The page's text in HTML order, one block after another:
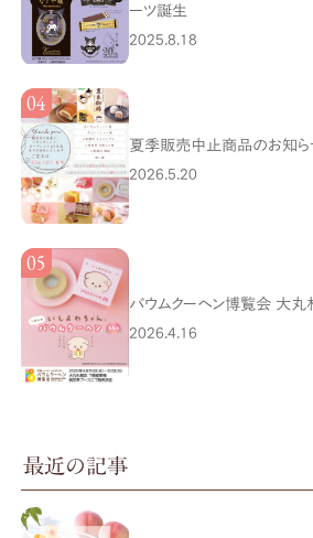
ーツ誕生
2025.8.18
夏季販売中止商品のお知ら
2026.5.20
バウムクーヘン博覧会 大丸
2026.4.16
最近の記事